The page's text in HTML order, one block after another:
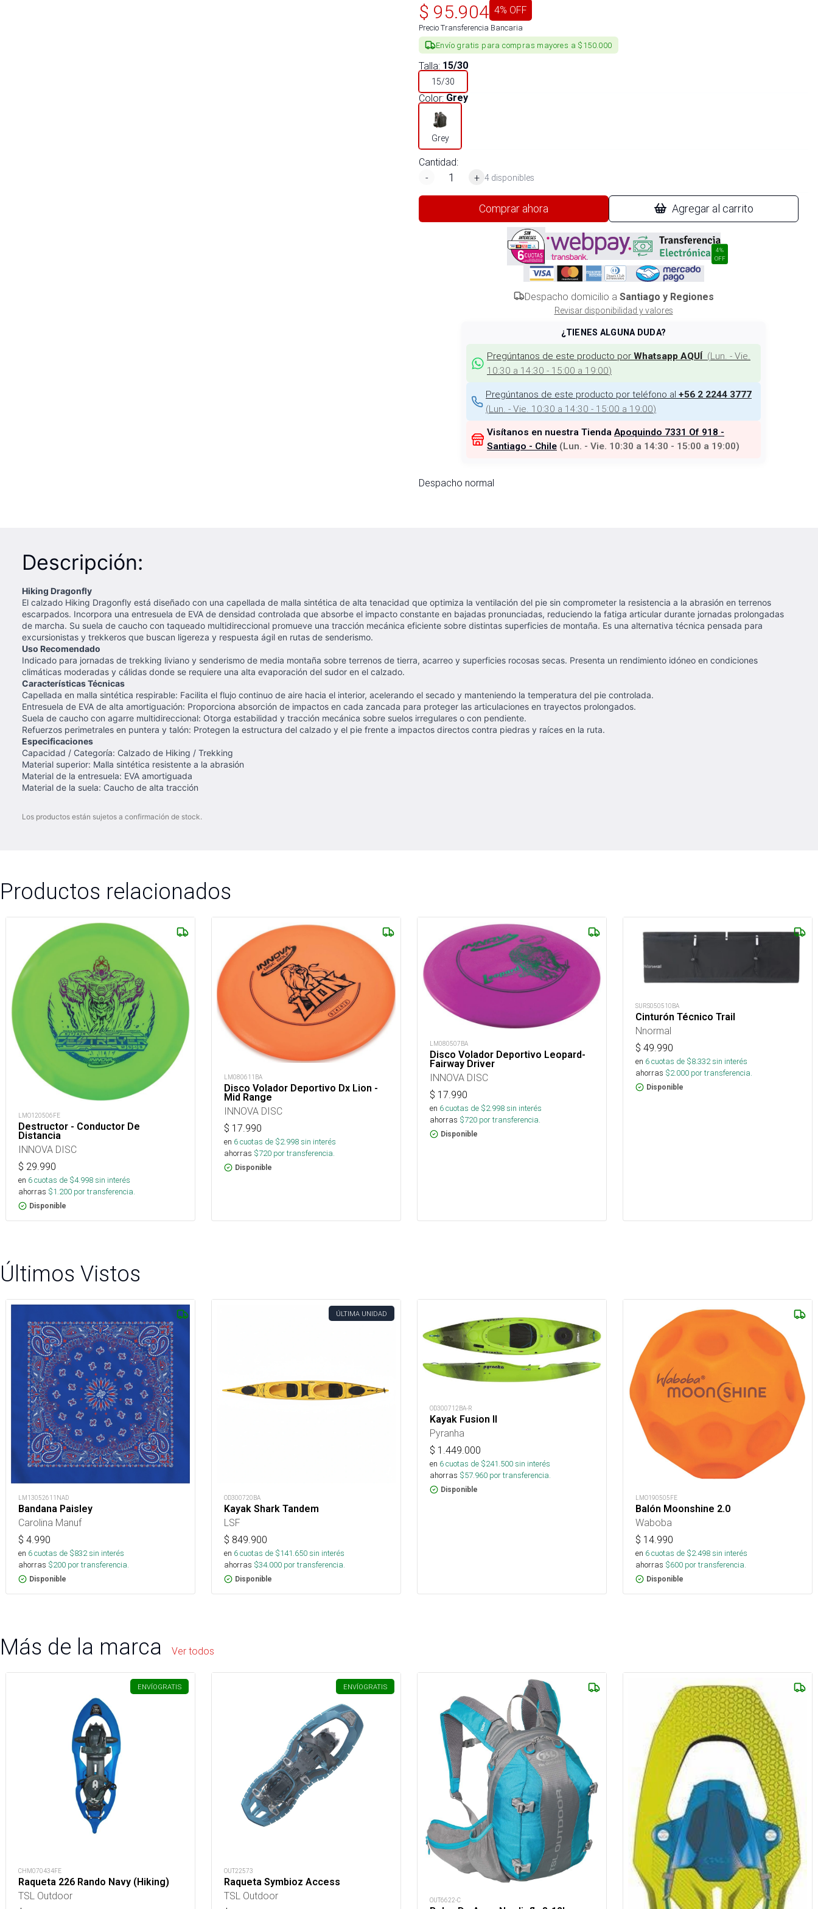
$ 95.904 4% OFF
Precio Transferencia Bancaria
Envío gratis para compras mayores a $150.000
Talla: 15/30
15/30
Color: Grey
Grey
Cantidad:
-
+ 4 disponibles
Comprar ahora Agregar al carrito
4%
OFF
Despacho domicilio a Santiago y Regiones
Revisar disponibilidad y valores
¿TIENES ALGUNA DUDA?
Pregúntanos de este producto por Whatsapp AQUÍ (Lun. - Vie.
10:30 a 14:30 - 15:00 a 19:00)
Pregúntanos de este producto por teléfono al +56 2 2244 3777
(Lun. - Vie. 10:30 a 14:30 - 15:00 a 19:00)
Visítanos en nuestra Tienda Apoquindo 7331 Of 918 -
Santiago - Chile (Lun. - Vie. 10:30 a 14:30 - 15:00 a 19:00)
Despacho normal
Descripción:
Hiking Dragonfly
El calzado Hiking Dragonfly está diseñado con una capellada de malla sintética de alta tenacidad que optimiza la ventilación del pie sin comprometer la resistencia a la abrasión en terrenos
escarpados. Incorpora una entresuela de EVA de densidad controlada que absorbe el impacto constante en bajadas pronunciadas, reduciendo la fatiga articular durante jornadas prolongadas
de marcha. Su suela de caucho con taqueado multidireccional promueve una tracción mecánica eficiente sobre distintas superficies de montaña. Es una alternativa técnica pensada para
excursionistas y trekkeros que buscan ligereza y respuesta ágil en rutas de senderismo.
Uso Recomendado
Indicado para jornadas de trekking liviano y senderismo de media montaña sobre terrenos de tierra, acarreo y superficies rocosas secas. Presenta un rendimiento idóneo en condiciones
climáticas moderadas y cálidas donde se requiere una alta evaporación del sudor en el calzado.
Características Técnicas
Capellada en malla sintética respirable: Facilita el flujo continuo de aire hacia el interior, acelerando el secado y manteniendo la temperatura del pie controlada.
Entresuela de EVA de alta amortiguación: Proporciona absorción de impactos en cada zancada para proteger las articulaciones en trayectos prolongados.
Suela de caucho con agarre multidireccional: Otorga estabilidad y tracción mecánica sobre suelos irregulares o con pendiente.
Refuerzos perimetrales en puntera y talón: Protegen la estructura del calzado y el pie frente a impactos directos contra piedras y raíces en la ruta.
Especificaciones
Capacidad / Categoría: Calzado de Hiking / Trekking
Material superior: Malla sintética resistente a la abrasión
Material de la entresuela: EVA amortiguada
Material de la suela: Caucho de alta tracción
Los productos están sujetos a confirmación de stock.
Productos relacionados
LMO120506FE
Destructor - Conductor De
Distancia
INNOVA DISC
$ 29.990
en 6cuotas de $4.998sin interés
ahorras $1.200 por transferencia.
Disponible
LM080611BA
Disco Volador Deportivo Dx Lion -
Mid Range
INNOVA DISC
$ 17.990
en 6cuotas de $2.998sin interés
ahorras $720 por transferencia.
Disponible
LM080507BA
Disco Volador Deportivo Leopard-
Fairway Driver
INNOVA DISC
$ 17.990
en 6cuotas de $2.998sin interés
ahorras $720 por transferencia.
Disponible
SURS050510BA
Cinturón Técnico Trail
Nnormal
$ 49.990
en 6cuotas de $8.332sin interés
ahorras $2.000 por transferencia.
Disponible
Últimos Vistos
LM13052611NAD
Bandana Paisley
Carolina Manuf
$ 4.990
en 6cuotas de $832sin interés
ahorras $200 por transferencia.
Disponible
ÚLTIMA UNIDAD
OD300720BA
Kayak Shark Tandem
LSF
$ 849.900
en 6cuotas de $141.650sin interés
ahorras $34.000 por transferencia.
Disponible
OD300712BA-R
Kayak Fusion II
Pyranha
$ 1.449.000
en 6cuotas de $241.500sin interés
ahorras $57.960 por transferencia.
Disponible
LMO190505FE
Balón Moonshine 2.0
Waboba
$ 14.990
en 6cuotas de $2.498sin interés
ahorras $600 por transferencia.
Disponible
Más de la marca Ver todos
ENVÍOGRATIS
CHM070434FE
Raqueta 226 Rando Navy (Hiking)
TSL Outdoor
ENVÍOGRATIS
OUT22573
Raqueta Symbioz Access
TSL Outdoor OUT6622-C